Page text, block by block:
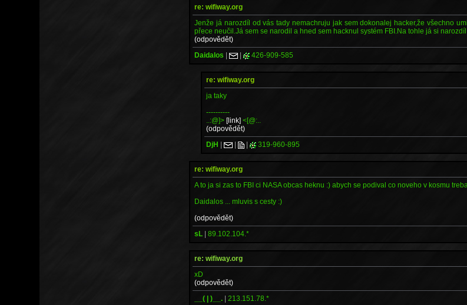
re: wifiway.org
Jenže já narozdíl od vás tady nemachruju jak sem dokonalej hacker,že všechno
přece neučil.Já sem se narodil a hned sem hacknul systém FBI.Na tohle já si
(odpovědět)
Daidalos | | 426-909-585
re: wifiway.org
ja taky
----------
..:@]>[link] <[@:..
(odpovědět)
DjH | | | 319-960-895
re: wifiway.org
A to ja si zas to FBI ci NASA obcas heknu :) abych se podival co noveho v kosmu
Daidalos ... mluvis s cesty :)
(odpovědět)
sL |89.102.104.*
re: wifiway.org
xD
(odpovědět)
__( | )__. |213.151.78.*